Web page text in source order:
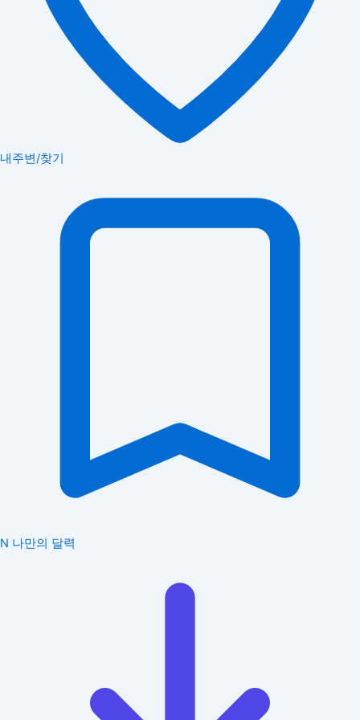
내주변/찾기
N 나만의 달력